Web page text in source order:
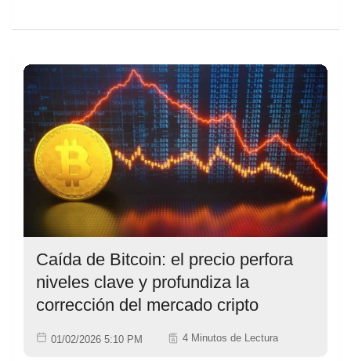
Caída de Bitcoin: el precio perfora
niveles clave y profundiza la
corrección del mercado cripto
01/02/2026 5:10 PM 4 Minutos de Lectura